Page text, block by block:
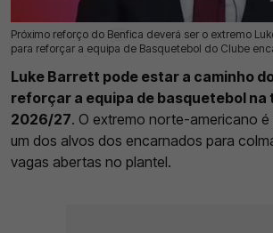
Próximo reforço do Benfica deverá ser o extremo
para reforçar a equipa de Basquetebol do Clube
09 Jul 2026 | 16:48 | 0
Luke Barrett pode estar a caminho
reforçar a equipa de basquetebol na
2026/27. O extremo norte-americano
um dos alvos dos encarnados para
vagas abertas no plantel.